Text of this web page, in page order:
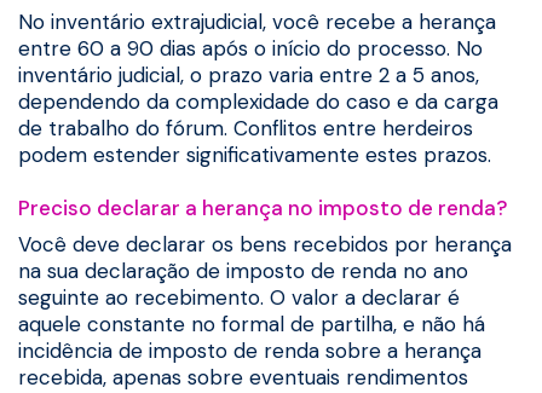
No inventário extrajudicial, você recebe a herança
entre 60 a 90 dias após o início do processo. No
inventário judicial, o prazo varia entre 2 a 5 anos,
dependendo da complexidade do caso e da carga
de trabalho do fórum. Conflitos entre herdeiros
podem estender significativamente estes prazos.
Preciso declarar a herança no imposto de renda?
Você deve declarar os bens recebidos por herança
na sua declaração de imposto de renda no ano
seguinte ao recebimento. O valor a declarar é
aquele constante no formal de partilha, e não há
incidência de imposto de renda sobre a herança
recebida, apenas sobre eventuais rendimentos